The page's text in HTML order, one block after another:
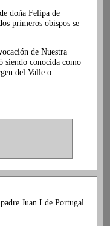
doña Felipa de
primeros obispos se
de Nuestra
siendo conocida como
del Valle o
Juan I de Portugal